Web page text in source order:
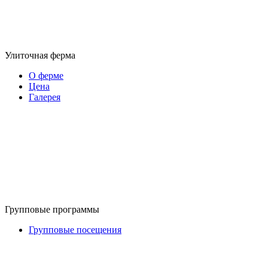
Улиточная ферма
О ферме
Цена
Галерея
Групповые программы
Групповые посещения